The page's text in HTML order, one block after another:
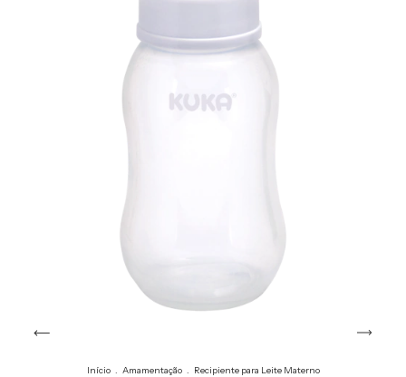
Início . Amamentação . Recipiente para Leite Materno